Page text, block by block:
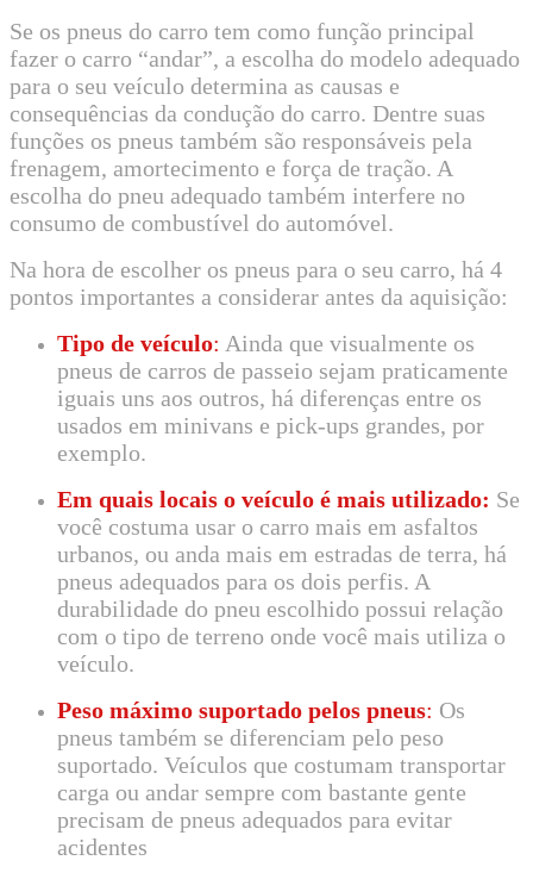
Se os pneus do carro tem como função principal
fazer o carro “andar”, a escolha do modelo adequado
para o seu veículo determina as causas e
consequências da condução do carro. Dentre suas
funções os pneus também são responsáveis pela
frenagem, amortecimento e força de tração. A
escolha do pneu adequado também interfere no
consumo de combustível do automóvel.
Na hora de escolher os pneus para o seu carro, há 4
pontos importantes a considerar antes da aquisição:
Tipo de veículo: Ainda que visualmente os
pneus de carros de passeio sejam praticamente
iguais uns aos outros, há diferenças entre os
usados em minivans e pick-ups grandes, por
exemplo.
Em quais locais o veículo é mais utilizado: Se
você costuma usar o carro mais em asfaltos
urbanos, ou anda mais em estradas de terra, há
pneus adequados para os dois perfis. A
durabilidade do pneu escolhido possui relação
com o tipo de terreno onde você mais utiliza o
veículo.
Peso máximo suportado pelos pneus: Os
pneus também se diferenciam pelo peso
suportado. Veículos que costumam transportar
carga ou andar sempre com bastante gente
precisam de pneus adequados para evitar
acidentes